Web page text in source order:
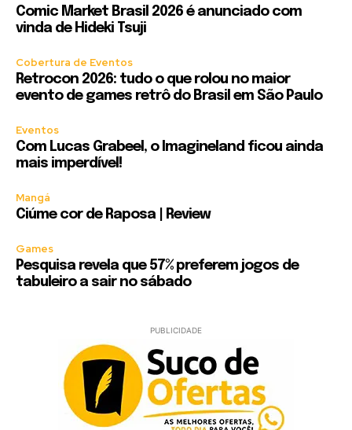
Comic Market Brasil 2026 é anunciado com
vinda de Hideki Tsuji
Cobertura de Eventos
Retrocon 2026: tudo o que rolou no maior
evento de games retrô do Brasil em São Paulo
Eventos
Com Lucas Grabeel, o Imagineland ficou ainda
mais imperdível!
Mangá
Ciúme cor de Raposa | Review
Games
Pesquisa revela que 57% preferem jogos de
tabuleiro a sair no sábado
PUBLICIDADE